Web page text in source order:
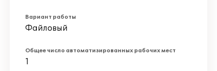
Вариант работы
Файловый
Общее число автоматизированных рабочих мест
1